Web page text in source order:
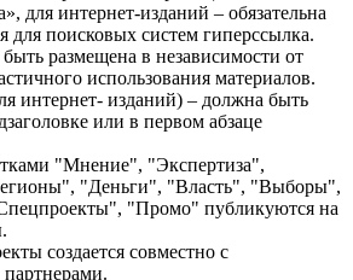
для интернет-изданий – обязательна
для поисковых систем гиперссылка.
размещена в независимости от
использования материалов.
интернет- изданий) – должна быть
или в первом абзаце
"Мнение", "Экспертиза",
"Деньги", "Власть", "Выборы",
"Промо" публикуются на
создается совместно с